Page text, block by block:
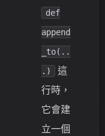
def
append
_to(..
.)
這
行時，
它會建
立一個